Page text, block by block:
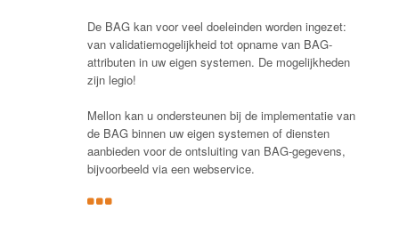
De BAG kan voor veel doeleinden worden ingezet:
van validatiemogelijkheid tot opname van BAG-
attributen in uw eigen systemen. De mogelijkheden
zijn legio!
Mellon kan u ondersteunen bij de implementatie van
de BAG binnen uw eigen systemen of diensten
aanbieden voor de ontsluiting van BAG-gegevens,
bijvoorbeeld via een webservice.